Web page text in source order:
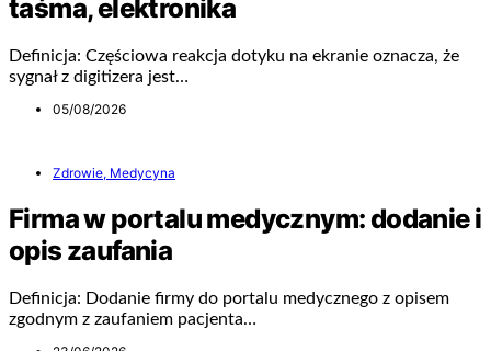
taśma, elektronika
Definicja: Częściowa reakcja dotyku na ekranie oznacza, że
sygnał z digitizera jest…
05/08/2026
Zdrowie, Medycyna
Firma w portalu medycznym: dodanie i
opis zaufania
Definicja: Dodanie firmy do portalu medycznego z opisem
zgodnym z zaufaniem pacjenta…